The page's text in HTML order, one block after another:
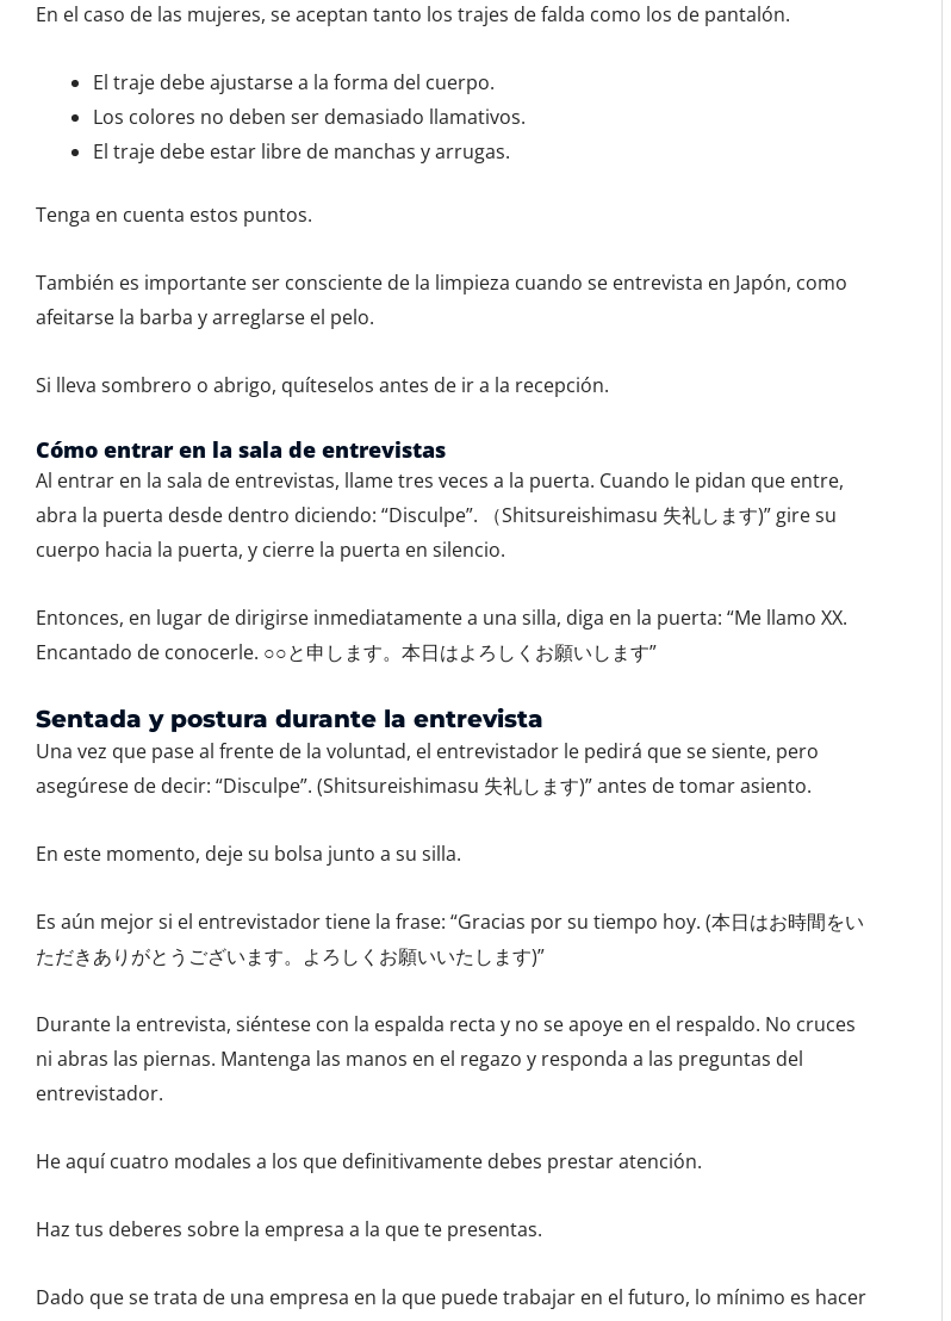
En el caso de las mujeres, se aceptan tanto los trajes de falda como los de pantalón.
El traje debe ajustarse a la forma del cuerpo.
Los colores no deben ser demasiado llamativos.
El traje debe estar libre de manchas y arrugas.
Tenga en cuenta estos puntos.
También es importante ser consciente de la limpieza cuando se entrevista en Japón, como
afeitarse la barba y arreglarse el pelo.
Si lleva sombrero o abrigo, quíteselos antes de ir a la recepción.
Cómo entrar en la sala de entrevistas
Al entrar en la sala de entrevistas, llame tres veces a la puerta. Cuando le pidan que entre,
abra la puerta desde dentro diciendo: “Disculpe”. （Shitsureishimasu 失礼します)” gire su
cuerpo hacia la puerta, y cierre la puerta en silencio.
Entonces, en lugar de dirigirse inmediatamente a una silla, diga en la puerta: “Me llamo XX.
Encantado de conocerle. ○○と申します。本日はよろしくお願いします”
Sentada y postura durante la entrevista
Una vez que pase al frente de la voluntad, el entrevistador le pedirá que se siente, pero
asegúrese de decir: “Disculpe”. (Shitsureishimasu 失礼します)” antes de tomar asiento.
En este momento, deje su bolsa junto a su silla.
Es aún mejor si el entrevistador tiene la frase: “Gracias por su tiempo hoy. (本日はお時間をい
ただきありがとうございます。よろしくお願いいたします)”
Durante la entrevista, siéntese con la espalda recta y no se apoye en el respaldo. No cruces
ni abras las piernas. Mantenga las manos en el regazo y responda a las preguntas del
entrevistador.
He aquí cuatro modales a los que definitivamente debes prestar atención.
Haz tus deberes sobre la empresa a la que te presentas.
Dado que se trata de una empresa en la que puede trabajar en el futuro, lo mínimo es hacer